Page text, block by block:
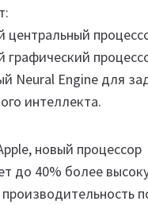
центральный
графический
Neural Engine для
интеллекта.
новый процессор
до 40% более